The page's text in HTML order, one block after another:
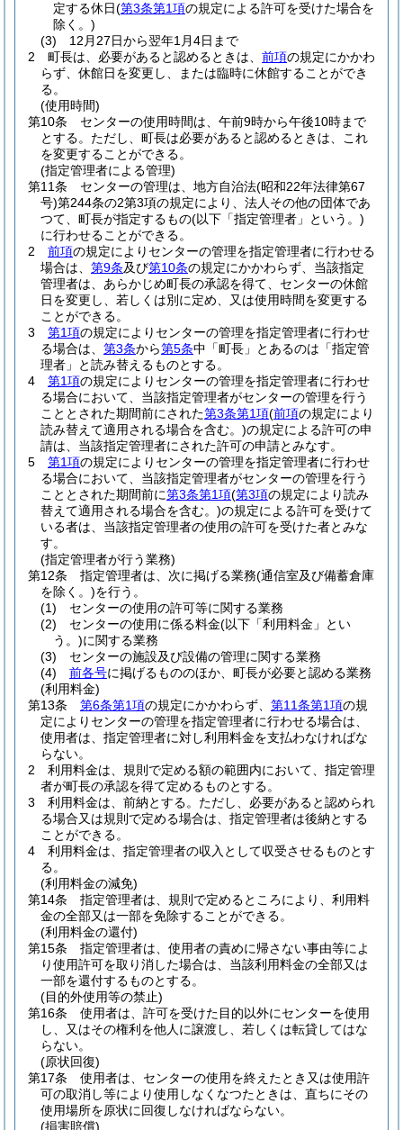
定する休日(第3条第1項の規定による許可を受けた場合を
除く。)
(3)
12月27日から翌年1月4日まで
2
町長は、必要があると認めるときは、 前項の規定にかかわ
らず、休館日を変更し、または臨時に休館することができ
る。
(使用時間)
第10条
センターの使用時間は、午前9時から午後10時まで
とする。 ただし、町長は必要があると認めるときは、これ
を変更することができる。
(指定管理者による管理)
第11条
センターの管理は、地方自治法(昭和22年法律第67
号)第244条の2第3項の規定により、法人その他の団体であ
つて、町長が指定するもの(以下「指定管理者」という。)
に行わせることができる。
2
前項の規定によりセンターの管理を指定管理者に行わせる
場合は、 第9条及び第10条の規定にかかわらず、当該指定
管理者は、あらかじめ町長の承認を得て、センターの休館
日を変更し、若しくは別に定め、又は使用時間を変更する
ことができる。
3
第1項の規定によりセンターの管理を指定管理者に行わせ
る場合は、 第3条から第5条中「町長」とあるのは「指定管
理者」と読み替えるものとする。
4
第1項の規定によりセンターの管理を指定管理者に行わせ
る場合において、当該指定管理者がセンターの管理を行う
こととされた期間前にされた第3条第1項(前項の規定により
読み替えて適用される場合を含む。)の規定による許可の申
請は、当該指定管理者にされた許可の申請とみなす。
5
第1項の規定によりセンターの管理を指定管理者に行わせ
る場合において、当該指定管理者がセンターの管理を行う
こととされた期間前に第3条第1項(第3項の規定により読み
替えて適用される場合を含む。)の規定による許可を受けて
いる者は、当該指定管理者の使用の許可を受けた者とみな
す。
(指定管理者が行う業務)
第12条
指定管理者は、次に掲げる業務(通信室及び備蓄倉庫
を除く。)を行う。
(1)
センターの使用の許可等に関する業務
(2)
センターの使用に係る料金(以下「利用料金」とい
う。)に関する業務
(3)
センターの施設及び設備の管理に関する業務
(4)
前各号に掲げるもののほか、町長が必要と認める業務
(利用料金)
第13条
第6条第1項の規定にかかわらず、 第11条第1項の規
定によりセンターの管理を指定管理者に行わせる場合は、
使用者は、指定管理者に対し利用料金を支払わなければな
らない。
2
利用料金は、規則で定める額の範囲内において、指定管理
者が町長の承認を得て定めるものとする。
3
利用料金は、前納とする。 ただし、必要があると認められ
る場合又は規則で定める場合は、指定管理者は後納とする
ことができる。
4
利用料金は、指定管理者の収入として収受させるものとす
る。
(利用料金の減免)
第14条
指定管理者は、規則で定めるところにより、利用料
金の全部又は一部を免除することができる。
(利用料金の還付)
第15条
指定管理者は、使用者の責めに帰さない事由等によ
り使用許可を取り消した場合は、当該利用料金の全部又は
一部を還付するものとする。
(目的外使用等の禁止)
第16条
使用者は、許可を受けた目的以外にセンターを使用
し、又はその権利を他人に譲渡し、若しくは転貸してはな
らない。
(原状回復)
第17条
使用者は、センターの使用を終えたとき又は使用許
可の取消し等により使用しなくなつたときは、直ちにその
使用場所を原状に回復しなければならない。
(損害賠償)